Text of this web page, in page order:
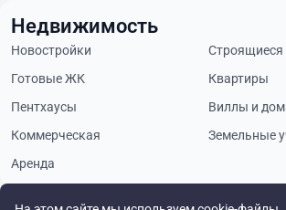
Недвижимость
Новостройки
Готовые ЖК
Квартиры
Пентхаусы
Виллы и
Коммерческая
Земельные
Аренда